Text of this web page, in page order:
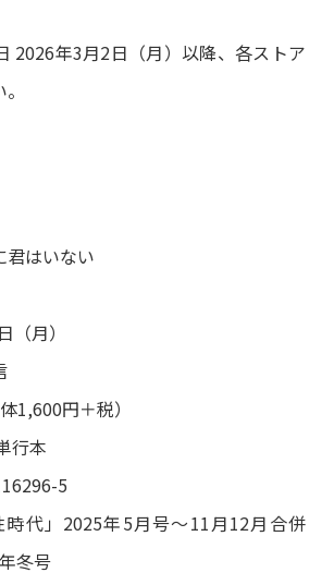
2026年3月2日（月）以降、各ストア
君はいない
月）
1,600円＋税）
行本
5
代」2025年5月号～11月12月合併
冬号